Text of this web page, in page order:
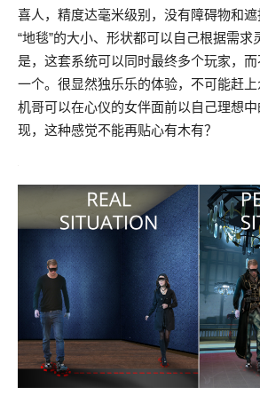
喜人，精度达毫米级别，没有障碍物和
“地毯”的大小、形状都可以自己根据需求
是，这套系统可以同时最终多个玩家，
一个。很显然独乐乐的体验，不可能赶
机哥可以在心仪的女伴面前以自己理想
现，这种感觉不能再贴心有木有？